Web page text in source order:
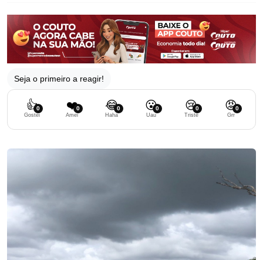
Seja o primeiro a reagir!
👍0
Gostei
❤️0
Amei
😂0
Haha
😮0
Uau
😢0
Triste
😡0
Grr